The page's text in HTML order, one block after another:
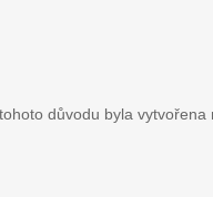
důvodu byla vytvořena